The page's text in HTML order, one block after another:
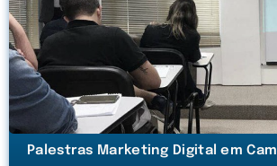
Palestras Marketing Digital em